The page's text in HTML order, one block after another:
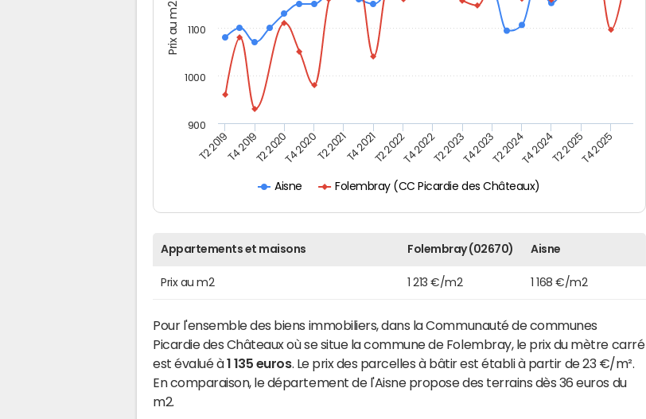
Prix au m2
Aisne Folembray (CC Picardie des Châteaux)
T2 2019T4 2019T2 2020T4 2020T2 2021T4 2021T2 2022T4 2022T2 2023T4 2023T2 2024T4 2024T2 2025T4 2025
900
1000
1100
Appartements et maisons Folembray (02670) Aisne
Prix au m2 1 213 €/m2 1 168 €/m2
Pour l'ensemble des biens immobiliers, dans la Communauté de communes
Picardie des Châteaux où se situe la commune de Folembray, le prix du mètre carré
est évalué à1 135 euros. Le prix des parcelles à bâtir est établi à partir de 23 €/m².
En comparaison, le département de l'Aisne propose des terrains dès 36 euros du
m2.